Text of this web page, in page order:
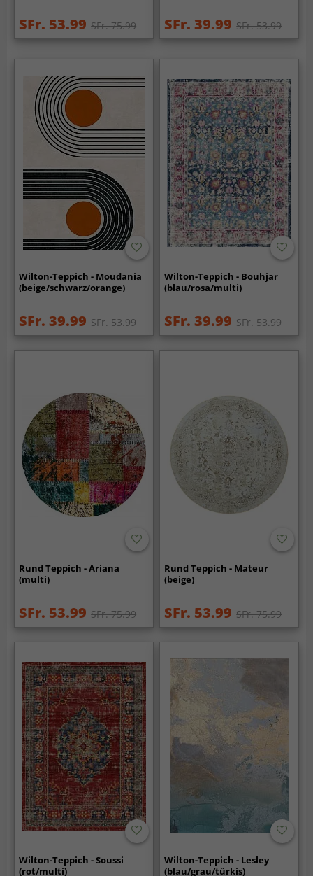
SFr. 53.99 SFr. 75.99 SFr. 39.99 SFr. 53.99
Wilton-Teppich - Moudania
(beige/schwarz/orange)
SFr. 39.99 SFr. 53.99
Wilton-Teppich - Bouhjar
(blau/rosa/multi)
SFr. 39.99 SFr. 53.99
Rund Teppich - Ariana
(multi)
SFr. 53.99 SFr. 75.99
Rund Teppich - Mateur
(beige)
SFr. 53.99 SFr. 75.99
Wilton-Teppich - Soussi
(rot/multi)
Wilton-Teppich - Lesley
(blau/grau/türkis)